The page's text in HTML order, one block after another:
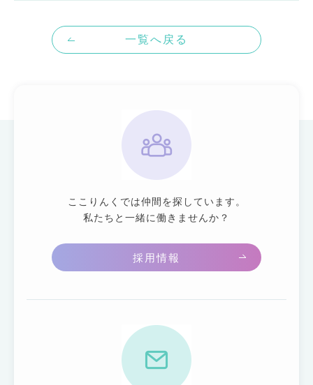
一覧へ戻る
ここりんくでは仲間を探しています。
私たちと一緒に働きませんか？
採用情報